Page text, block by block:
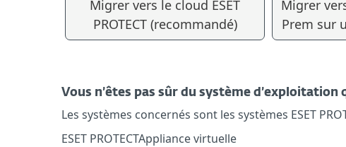
Migrer vers le cloud ESET
PROTECT (recommandé)
Migrer
Prem sur
Vous n’êtes pas sûr du système d’exploitation
Les systèmes concernés sont les systèmes ESET
ESET PROTECTAppliance virtuelle